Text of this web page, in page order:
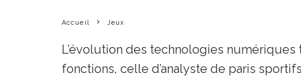
Accueil Jeux
L’évolution des technologies
fonctions, celle d’analyste de paris